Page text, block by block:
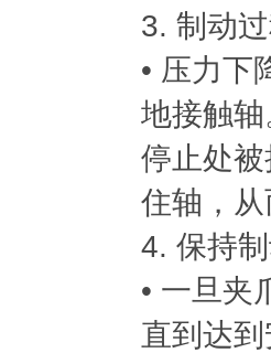
3. 制动
• 压力下
地接触
停止处
住轴，
4. 保持
• 一旦夹
直到达